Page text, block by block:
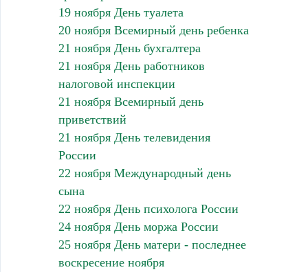
19 ноября День туалета
20 ноября Всемирный день ребенка
21 ноября День бухгалтера
21 ноября День работников
налоговой инспекции
21 ноября Всемирный день
приветствий
21 ноября День телевидения
России
22 ноября Международный день
сына
22 ноября День психолога России
24 ноября День моржа России
25 ноября День матери - последнее
воскресение ноября